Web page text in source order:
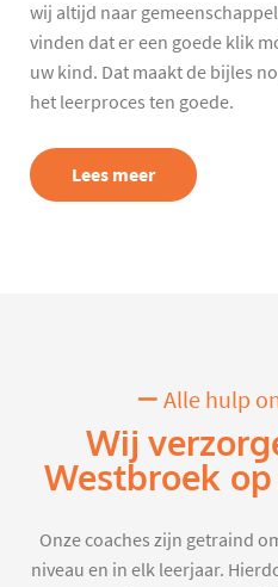
wij altijd naar
vinden dat er een goede klik
uw kind. Dat maakt de bijles
het leerproces ten goede.
Lees meer
Alle hulp
Wij
Westbroek
Onze coaches zijn getraind
niveau en in elk leerjaar.